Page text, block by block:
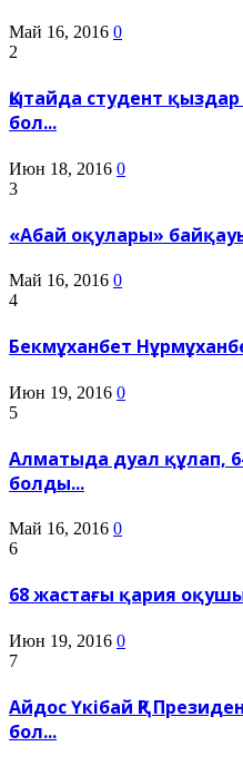
Май 16, 2016 0
2
Қытайда студент
бол...
Июн 18, 2016 0
3
«Абай оқулары»
Май 16, 2016 0
4
Бекмұханбет
Июн 19, 2016 0
5
Алматыда дуал құлап,
болды...
Май 16, 2016 0
6
68 жастағы қария
Июн 19, 2016 0
7
Айдос Үкібай ҚР
бол...